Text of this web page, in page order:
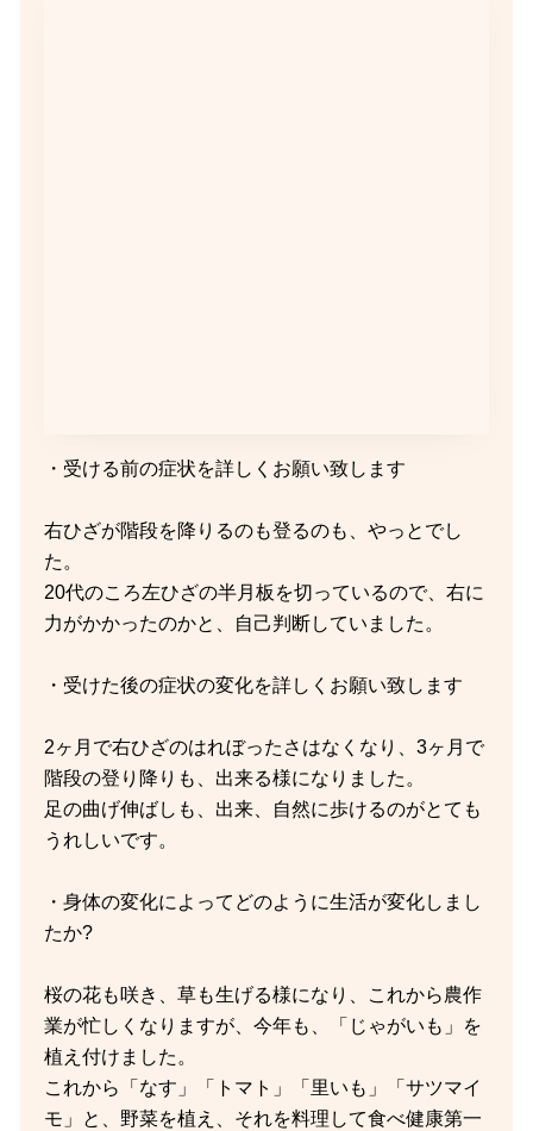
・受ける前の症状を詳しくお願い致します
右ひざが階段を降りるのも登るのも、やっとでし
た。
20代のころ左ひざの半月板を切っているので、右に
力がかかったのかと、自己判断していました。
・受けた後の症状の変化を詳しくお願い致します
2ヶ月で右ひざのはれぼったさはなくなり、3ヶ月で
階段の登り降りも、出来る様になりました。
足の曲げ伸ばしも、出来、自然に歩けるのがとても
うれしいです。
・身体の変化によってどのように生活が変化しまし
たか?
桜の花も咲き、草も生げる様になり、これから農作
業が忙しくなりますが、今年も、「じゃがいも」を
植え付けました。
これから「なす」「トマト」「里いも」「サツマイ
モ」と、野菜を植え、それを料理して食べ健康第一